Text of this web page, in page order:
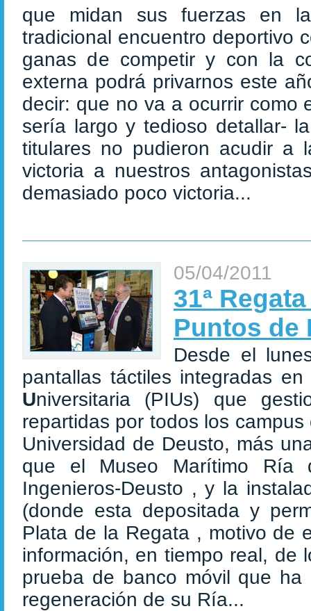
que midan sus fuerzas en
tradicional encuentro deportivo
ganas de competir y con la
externa podrá privarnos este
decir: que no va a ocurrir como
sería largo y tedioso detallar-
titulares no pudieron acudir a
victoria a nuestros
demasiado poco victoria...
05/04/2011
31ª
Puntos de
Desde el
pantallas táctiles integradas
Universitaria (PIUs) que
repartidas por todos los
Universidad de Deusto, más
que el Museo Marítimo Ría
Ingenieros-Deusto , y la
(donde esta depositada y
Plata de la Regata , motivo de
información, en tiempo real, de
prueba de banco móvil que
regeneración de su Ría...